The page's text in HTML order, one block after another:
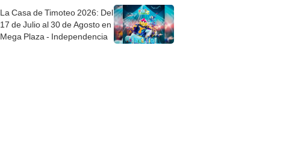
La Casa de Timoteo 2026: Del
17 de Julio al 30 de Agosto en
Mega Plaza - Independencia